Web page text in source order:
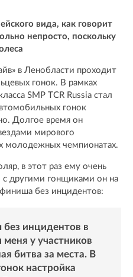
вида, как говорит
непросто, поскольку
в Ленобласти проходит
гонок. В рамках
SMP TCR Russia стал
гонок
Долгое время он
мирового
молодежных чемпионатах.
в этот раз ему очень
с другими гонщиками он на
без инцидентов:
без инцидентов в
меня у участников
битва за места. В
настройка